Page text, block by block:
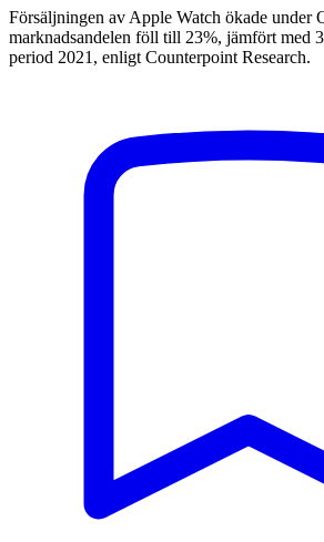
Försäljningen av Apple Watch ökade under
marknadsandelen föll till 23%, jämfört med
period 2021, enligt Counterpoint Research.